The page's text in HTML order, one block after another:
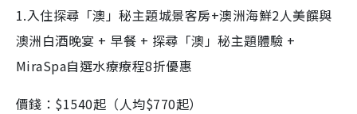
1.入住探尋「澳」秘主題城景客房+澳洲海鮮2人美饌與
澳洲白酒晚宴 + 早餐 + 探尋「澳」秘主題體驗 +
MiraSpa自選水療療程8折優惠
價錢：$1540起（人均$770起）